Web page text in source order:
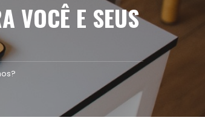
VOCÊ E SEUS